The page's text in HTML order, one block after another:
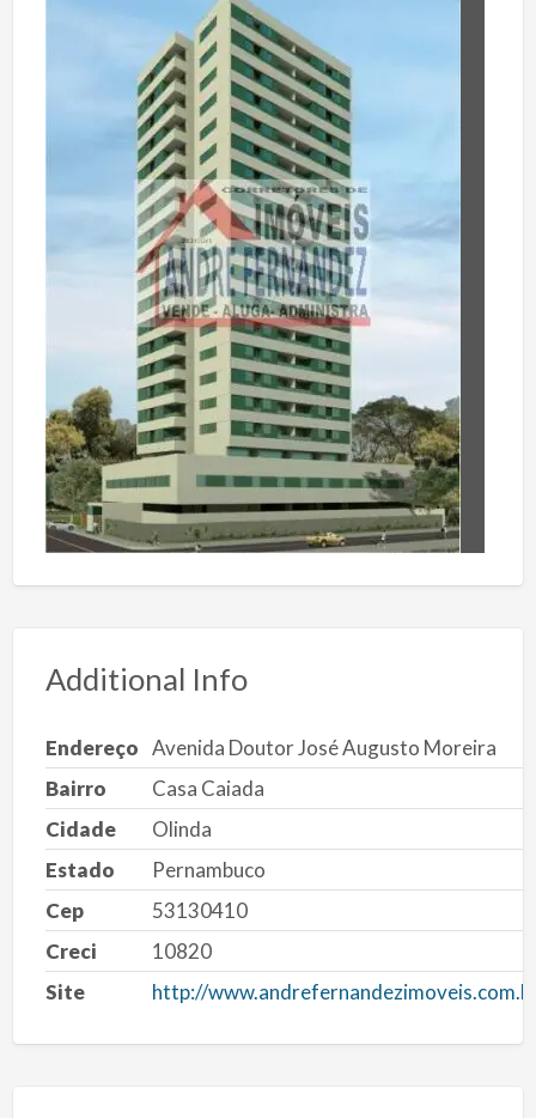
Additional Info
Endereço Avenida Doutor José Augusto Moreira
Bairro
Casa Caiada
Cidade
Olinda
Estado
Pernambuco
Cep
53130410
Creci
10820
Site
http://